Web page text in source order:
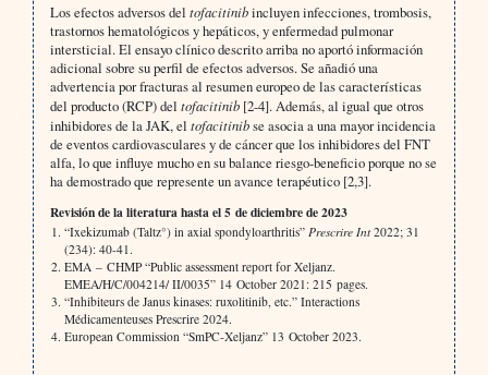
Los efectos adversos del tofacitinibincluyen infecciones, trombosis,
trastornos hematológicos y hepáticos, y enfermedad pulmonar
intersticial. El ensayo clínico descrito arriba no aportó información
adicional sobre su perfil de efectos adversos. Se añadió una
advertencia por fracturas al resumen europeo de las características
del producto (RCP) del tofacitinib[2-4]. Además, al igual que otros
inhibidores de la JAK, el tofacitinibse asocia a una mayor incidencia
de eventos cardiovasculares y de cáncer que los inhibidores del FNT
alfa, lo que influye mucho en su balance riesgo-beneficio porque no se
ha demostrado que represente un avance terapéutico [2,3].
Revisión de la literatura hasta el 5 de diciembre de 2023
“Ixekizumab (Taltz°) in axial spondyloarthritis” Prescrire Int2022; 31
(234): 40-41.
EMA – CHMP “Public assessment report for Xeljanz.
EMEA/H/C/004214/ II/0035” 14 October 2021: 215 pages.
“Inhibiteurs de Janus kinases: ruxolitinib, etc.” Interactions
Médicamenteuses Prescrire 2024.
European Commission “SmPC-Xeljanz” 13 October 2023.